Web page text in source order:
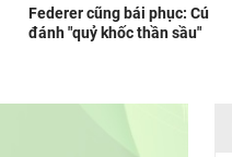
Federer cũng bái phục: Cú
đánh "quỷ khốc thần sầu"